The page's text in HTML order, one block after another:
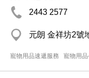
2443 2577
元朗 金祥坊2號
寵物用品速遞服務 寵物用